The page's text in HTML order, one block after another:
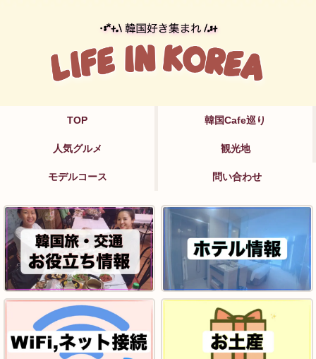
TOP 韓国Cafe巡り
人気グルメ 観光地
モデルコース 問い合わせ